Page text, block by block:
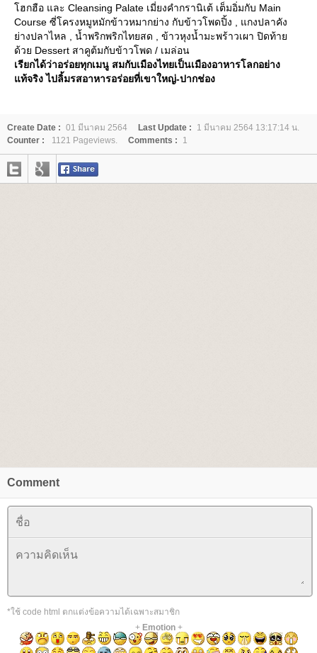
ฮกฮือ และ Cleansing Palate เมี่ยงคำกรานิเต้ เต็มอิ่มกับ Main
Course ซี่โครงหมูหมักข้าวหมากย่าง กับข้าวโพดปิ้ง , แกงปลาคัง
่างปลาไหล , น้ำพริกพริกไทยสด , ข้าวหุงน้ำมะพร้าวเผา ปิดท้า
ด้วย Dessert สาคูต้มกับข้าวโพด / เมล่อน
เรียกได้ว่าอร่อยทุกเมนู สมกับเมืองไทยเป็นเมืองอาหารโลกอย่าง
ท้จริง ไปลิ้มรสอาหารอร่อยที่เขาใหญ่-ปากช่อง
Create Date : 01 มีนาคม 2564 Last Update :
1 มีนาคม 2564 13:17:14 น.
Counter :
1121 Pageviews. Comments : 1
Comment
*ใช้ code html ตกแต่งข้อความได้เฉพาะสมาชิก
+ Emotion+